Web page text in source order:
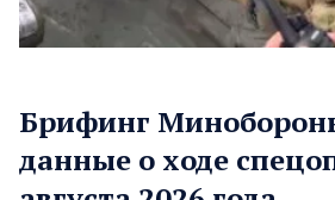
Брифинг
данные о ходе